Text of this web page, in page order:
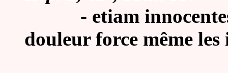
- etiam
douleur force même